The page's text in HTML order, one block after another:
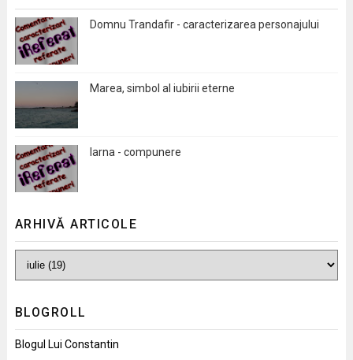
Domnu Trandafir - caracterizarea personajului
Marea, simbol al iubirii eterne
Iarna - compunere
ARHIVĂ ARTICOLE
BLOGROLL
Blogul Lui Constantin